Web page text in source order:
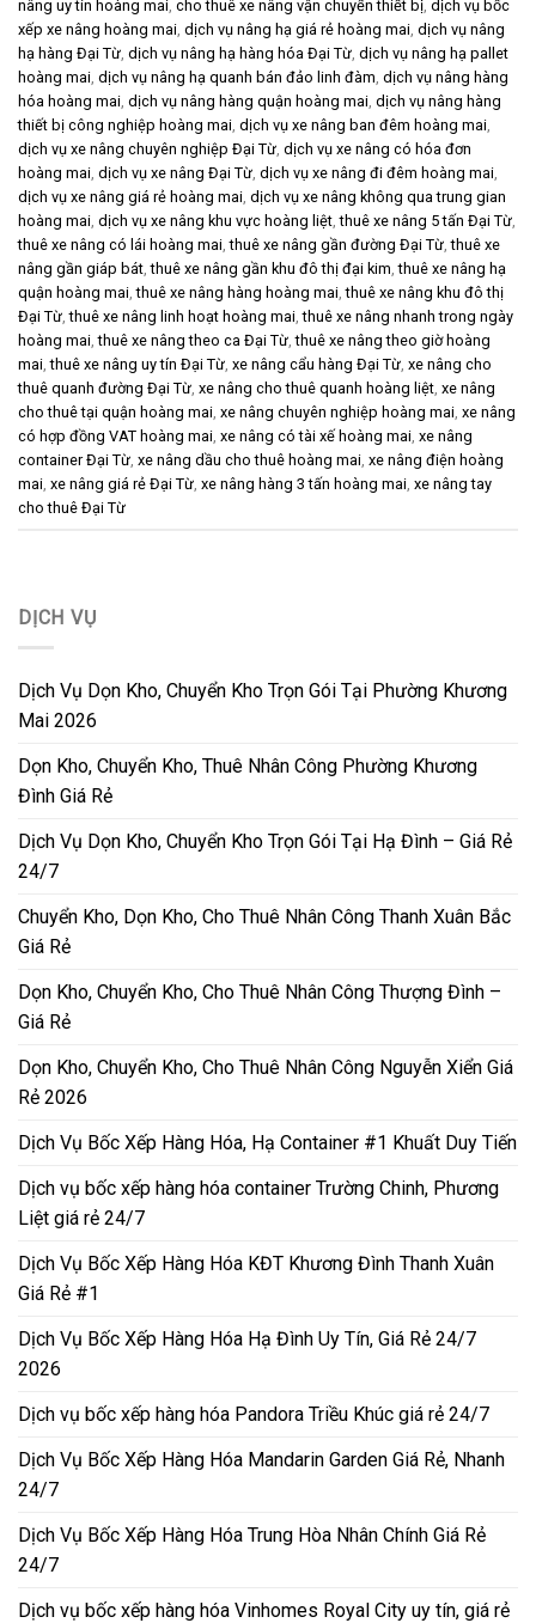
nâng uy tín hoàng mai cho thuê xe nâng vận chuyển thiết bị dịch vụ bốc
xếp xe nâng hoàng mai dịch vụ nâng hạ giá rẻ hoàng mai dịch vụ nâng
hạ hàng Đại Từ dịch vụ nâng hạ hàng hóa Đại Từ dịch vụ nâng hạ pallet
hoàng mai dịch vụ nâng hạ quanh bán đảo linh đàm dịch vụ nâng hàng
hóa hoàng mai dịch vụ nâng hàng quận hoàng mai dịch vụ nâng hàng
thiết bị công nghiệp hoàng mai dịch vụ xe nâng ban đêm hoàng mai
dịch vụ xe nâng chuyên nghiệp Đại Từ dịch vụ xe nâng có hóa đơn
hoàng mai dịch vụ xe nâng Đại Từ dịch vụ xe nâng đi đêm hoàng mai
dịch vụ xe nâng giá rẻ hoàng mai dịch vụ xe nâng không qua trung gian
hoàng mai dịch vụ xe nâng khu vực hoàng liệt ,thuê xe nâng 5 tấn Đại Từ
thuê xe nâng có lái hoàng mai ,thuê xe nâng gần đường Đại Từ ,thuê xe
nâng gần giáp bát ,thuê xe nâng gần khu đô thị đại kim ,thuê xe nâng hạ
quận hoàng mai ,thuê xe nâng hàng hoàng mai ,thuê xe nâng khu đô thị
Đại Từ ,thuê xe nâng linh hoạt hoàng mai ,thuê xe nâng nhanh trong ngày
hoàng mai ,thuê xe nâng theo ca Đại Từ ,thuê xe nâng theo giờ hoàng
mai ,thuê xe nâng uy tín Đại Từ xe nâng cẩu hàng Đại Từ xe nâng cho
thuê quanh đường Đại Từ xe nâng cho thuê quanh hoàng liệt xe nâng
cho thuê tại quận hoàng mai xe nâng chuyên nghiệp hoàng mai xe nâng
có hợp đồng VAT hoàng mai xe nâng có tài xế hoàng mai xe nâng
container Đại Từ xe nâng dầu cho thuê hoàng mai xe nâng điện hoàng
mai xe nâng giá rẻ Đại Từ xe nâng hàng 3 tấn hoàng mai xe nâng tay
cho thuê Đại Từ
DỊCH VỤ
Dịch Vụ Dọn Kho, Chuyển Kho Trọn Gói Tại Phường Khương
Mai 2026
Dọn Kho, Chuyển Kho, Thuê Nhân Công Phường Khương
Đình Giá Rẻ
Dịch Vụ Dọn Kho, Chuyển Kho Trọn Gói Tại Hạ Đình – Giá Rẻ
24/7
Chuyển Kho, Dọn Kho, Cho Thuê Nhân Công Thanh Xuân Bắc
Giá Rẻ
Dọn Kho, Chuyển Kho, Cho Thuê Nhân Công Thượng Đình –
Giá Rẻ
Dọn Kho, Chuyển Kho, Cho Thuê Nhân Công Nguyễn Xiển Giá
Rẻ 2026
Dịch Vụ Bốc Xếp Hàng Hóa, Hạ Container #1 Khuất Duy Tiến
Dịch vụ bốc xếp hàng hóa container Trường Chinh, Phương
Liệt giá rẻ 24/7
Dịch Vụ Bốc Xếp Hàng Hóa KĐT Khương Đình Thanh Xuân
Giá Rẻ #1
Dịch Vụ Bốc Xếp Hàng Hóa Hạ Đình Uy Tín, Giá Rẻ 24/7
2026
Dịch vụ bốc xếp hàng hóa Pandora Triều Khúc giá rẻ 24/7
Dịch Vụ Bốc Xếp Hàng Hóa Mandarin Garden Giá Rẻ, Nhanh
24/7
Dịch Vụ Bốc Xếp Hàng Hóa Trung Hòa Nhân Chính Giá Rẻ
24/7
Dịch vụ bốc xếp hàng hóa Vinhomes Royal City uy tín, giá rẻ